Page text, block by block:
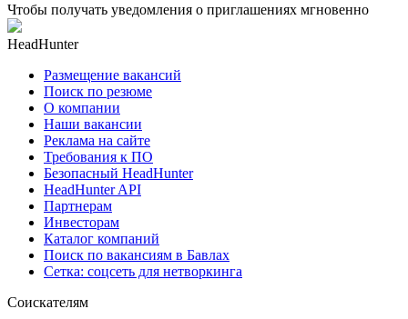
Чтобы получать уведомления о приглашениях мгновенно
HeadHunter
Размещение вакансий
Поиск по резюме
О компании
Наши вакансии
Реклама на сайте
Требования к ПО
Безопасный HeadHunter
HeadHunter API
Партнерам
Инвесторам
Каталог компаний
Поиск по вакансиям в Бавлах
Сетка: соцсеть для нетворкинга
Соискателям